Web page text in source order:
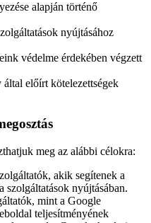
alapján történő
nyújtásához
védelme érdekében végzett
által előírt kötelezettségek
meg az alábbi célokra:
akik segítenek a
szolgáltatások nyújtásában.
mint a Google
teljesítményének